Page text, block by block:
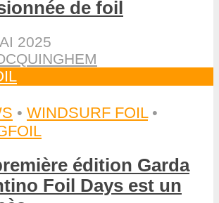
de foil
2025
• WINDSURF FOIL •
édition Garda
Foil Days est un